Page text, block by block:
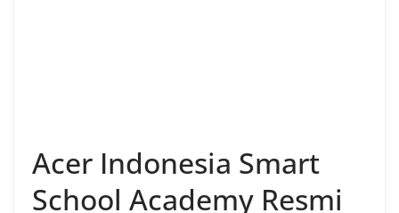
Acer Indonesia Smart
School Academy Resmi